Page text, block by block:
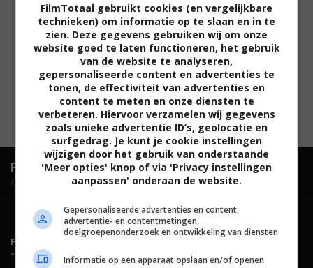
FilmTotaal.Hét online filmoverzicht.
hosted by
FILMTOTAAL
FilmTotaal gebruikt cookies (en vergelijkbare
technieken) om informatie op te slaan en in te
zien. Deze gegevens gebruiken wij om onze
website goed te laten functioneren, het gebruik
van de website te analyseren,
gepersonaliseerde content en advertenties te
tonen, de effectiviteit van advertenties en
content te meten en onze diensten te
verbeteren. Hiervoor verzamelen wij gegevens
zoals unieke advertentie ID’s, geolocatie en
surfgedrag. Je kunt je cookie instellingen
wijzigen door het gebruik van onderstaande
'Meer opties' knop of via 'Privacy instellingen
aanpassen' onderaan de website.
Gepersonaliseerde advertenties en content,
advertentie- en contentmetingen,
doelgroepenonderzoek en ontwikkeling van diensten
Informatie op een apparaat opslaan en/of openen